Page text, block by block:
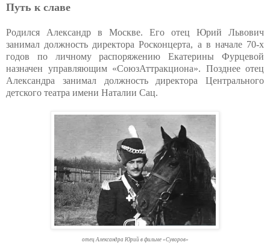
Путь к славе
Родился Александр в Москве. Его отец Юрий Львович
занимал должность директора Росконцерта, а в начале 70-х
годов по личному распоряжению Екатерины Фурцевой
назначен управляющим «СоюзАттракциона». Позднее отец
Александра занимал должность директора Центрального
детского театра имени Наталии Сац.
отец Александра Юрий в фильме «Суворов»